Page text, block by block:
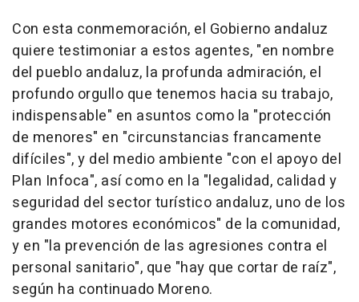
Con esta conmemoración, el Gobierno andaluz
quiere testimoniar a estos agentes, "en nombre
del pueblo andaluz, la profunda admiración, el
profundo orgullo que tenemos hacia su trabajo,
indispensable" en asuntos como la "protección
de menores" en "circunstancias francamente
difíciles", y del medio ambiente "con el apoyo del
Plan Infoca", así como en la "legalidad, calidad y
seguridad del sector turístico andaluz, uno de los
grandes motores económicos" de la comunidad,
y en "la prevención de las agresiones contra el
personal sanitario", que "hay que cortar de raíz",
según ha continuado Moreno.